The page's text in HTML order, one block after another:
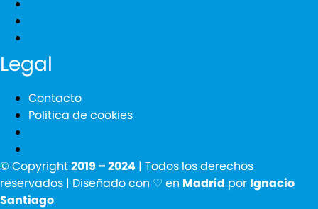
Legal
Contacto
Política de cookies
© Copyright2019 – 2024 | Todos los derechos
reservados | Diseñado con ♡ en Madrid por Ignacio
Santiago